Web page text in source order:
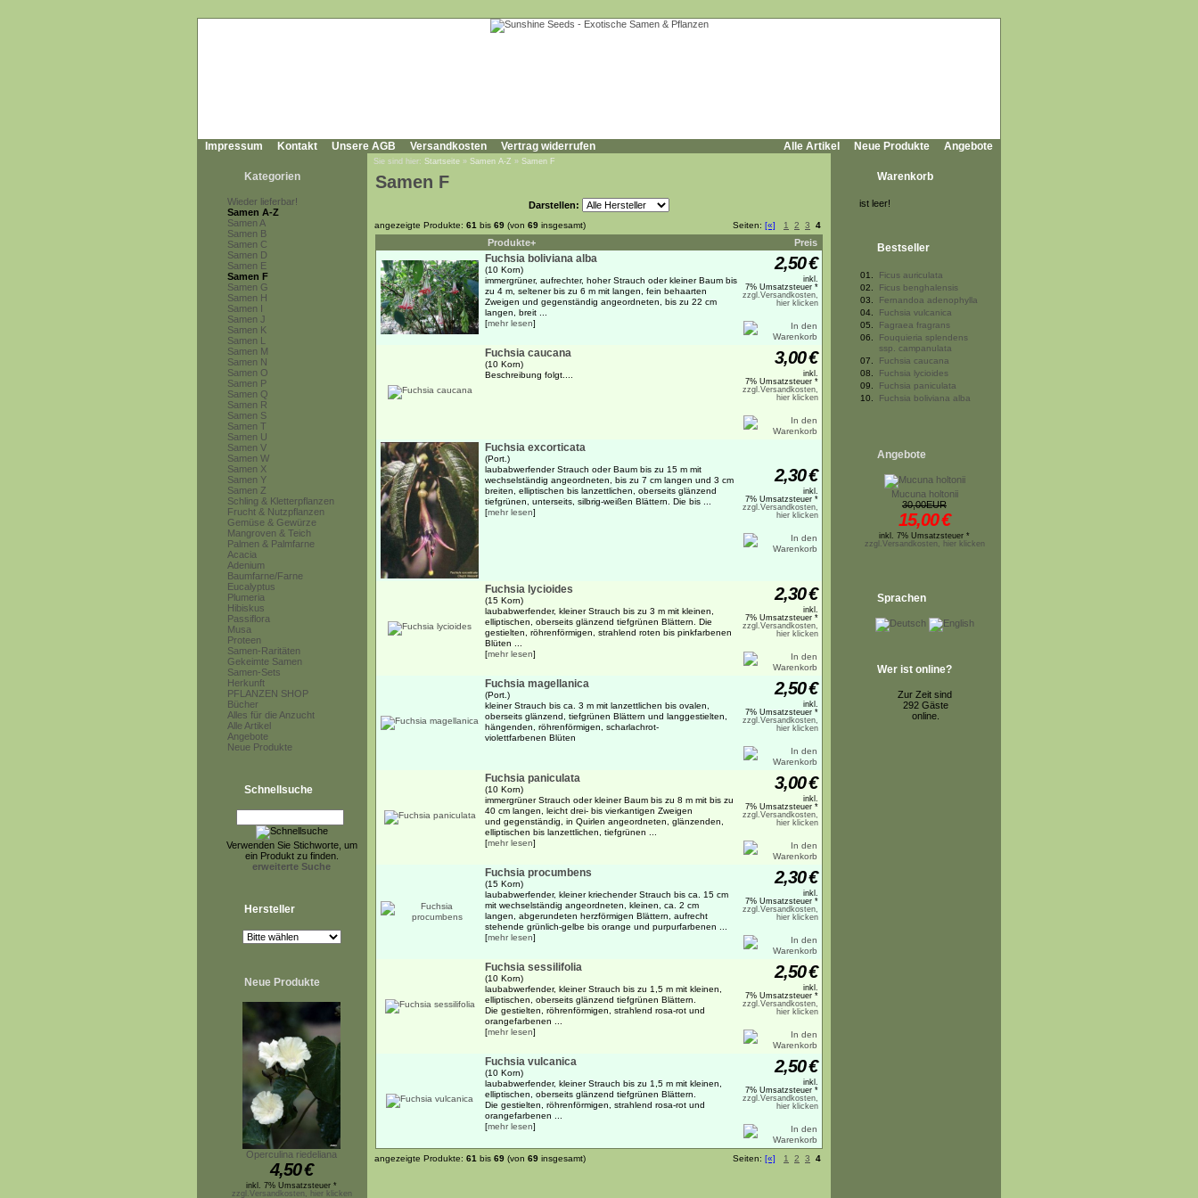
Impressum Kontakt Unsere AGB Versandkosten Vertrag widerrufen Alle Artikel Neue Produkte Angebote
Kategorien
Wieder lieferbar!
Samen A-Z
Samen A
Samen B
Samen C
Samen D
Samen E
Samen F
Samen G
Samen H
Samen I
Samen J
Samen K
Samen L
Samen M
Samen N
Samen O
Samen P
Samen Q
Samen R
Samen S
Samen T
Samen U
Samen V
Samen W
Samen X
Samen Y
Samen Z
Schling & Kletterpflanzen
Frucht & Nutzpflanzen
Gemüse & Gewürze
Mangroven & Teich
Palmen & Palmfarne
Acacia
Adenium
Baumfarne/Farne
Eucalyptus
Plumeria
Hibiskus
Passiflora
Musa
Proteen
Samen-Raritäten
Gekeimte Samen
Samen-Sets
Herkunft
PFLANZEN SHOP
Bücher
Alles für die Anzucht
Alle Artikel
Angebote
Neue Produkte
Schnellsuche
Verwenden Sie Stichworte, um
ein Produkt zu finden.
erweiterte Suche
Hersteller
Neue Produkte
Operculina riedeliana
4,50€
inkl. 7% Umsatzsteuer *
zzgl.Versandkosten, hier klicken
Sie sind hier: Startseite » Samen A-Z » Samen F
Samen F
Darstellen:
angezeigte Produkte: 61 bis 69 (von 69 insgesamt) Seiten: [«] 1 2 3 4
Produkte+ Preis
Fuchsia boliviana alba
(10 Korn)
immergrüner, aufrechter, hoher Strauch oder kleiner Baum bis
zu 4 m, seltener bis zu 6 m mit langen, fein behaarten
Zweigen und gegenständig angeordneten, bis zu 22 cm
langen, breit ...
[mehr lesen]
2,50€
inkl.
7% Umsatzsteuer *
zzgl.Versandkosten,
hier klicken
Fuchsia caucana
(10 Korn)
Beschreibung folgt....
3,00€
inkl.
7% Umsatzsteuer *
zzgl.Versandkosten,
hier klicken
Fuchsia excorticata
(Port.)
laubabwerfender Strauch oder Baum bis zu 15 m mit
wechselständig angeordneten, bis zu 7 cm langen und 3 cm
breiten, elliptischen bis lanzettlichen, oberseits glänzend
tiefgrünen, unterseits, silbrig-weißen Blättern. Die bis ...
[mehr lesen]
2,30€
inkl.
7% Umsatzsteuer *
zzgl.Versandkosten,
hier klicken
Fuchsia lycioides
(15 Korn)
laubabwerfender, kleiner Strauch bis zu 3 m mit kleinen,
elliptischen, oberseits glänzend tiefgrünen Blättern. Die
gestielten, röhrenförmigen, strahlend roten bis pinkfarbenen
Blüten ...
[mehr lesen]
2,30€
inkl.
7% Umsatzsteuer *
zzgl.Versandkosten,
hier klicken
Fuchsia magellanica
(Port.)
kleiner Strauch bis ca. 3 m mit lanzettlichen bis ovalen,
oberseits glänzend, tiefgrünen Blättern und langgestielten,
hängenden, röhrenförmigen, scharlachrot-
violettfarbenen Blüten
2,50€
inkl.
7% Umsatzsteuer *
zzgl.Versandkosten,
hier klicken
Fuchsia paniculata
(10 Korn)
immergrüner Strauch oder kleiner Baum bis zu 8 m mit bis zu
40 cm langen, leicht drei- bis vierkantigen Zweigen
und gegenständig, in Quirlen angeordneten, glänzenden,
elliptischen bis lanzettlichen, tiefgrünen ...
[mehr lesen]
3,00€
inkl.
7% Umsatzsteuer *
zzgl.Versandkosten,
hier klicken
Fuchsia procumbens
(15 Korn)
laubabwerfender, kleiner kriechender Strauch bis ca. 15 cm
mit wechselständig angeordneten, kleinen, ca. 2 cm
langen, abgerundeten herzförmigen Blättern, aufrecht
stehende grünlich-gelbe bis orange und purpurfarbenen ...
[mehr lesen]
2,30€
inkl.
7% Umsatzsteuer *
zzgl.Versandkosten,
hier klicken
Fuchsia sessilifolia
(10 Korn)
laubabwerfender, kleiner Strauch bis zu 1,5 m mit kleinen,
elliptischen, oberseits glänzend tiefgrünen Blättern.
Die gestielten, röhrenförmigen, strahlend rosa-rot und
orangefarbenen ...
[mehr lesen]
2,50€
inkl.
7% Umsatzsteuer *
zzgl.Versandkosten,
hier klicken
Fuchsia vulcanica
(10 Korn)
laubabwerfender, kleiner Strauch bis zu 1,5 m mit kleinen,
elliptischen, oberseits glänzend tiefgrünen Blättern.
Die gestielten, röhrenförmigen, strahlend rosa-rot und
orangefarbenen ...
[mehr lesen]
2,50€
inkl.
7% Umsatzsteuer *
zzgl.Versandkosten,
hier klicken
angezeigte Produkte: 61 bis 69 (von 69 insgesamt) Seiten: [«] 1 2 3 4
Warenkorb
ist leer!
Bestseller
01.
Ficus auriculata
02.
Ficus benghalensis
03.
Fernandoa adenophylla
04.
Fuchsia vulcanica
05.
Fagraea fragrans
06.
Fouquieria splendens
ssp. campanulata
07.
Fuchsia caucana
08.
Fuchsia lycioides
09.
Fuchsia paniculata
10.
Fuchsia boliviana alba
Angebote
Mucuna holtonii
30,00EUR
15,00€
inkl. 7% Umsatzsteuer *
zzgl.Versandkosten, hier klicken
Sprachen
Wer ist online?
Zur Zeit sind
292 Gäste
online.